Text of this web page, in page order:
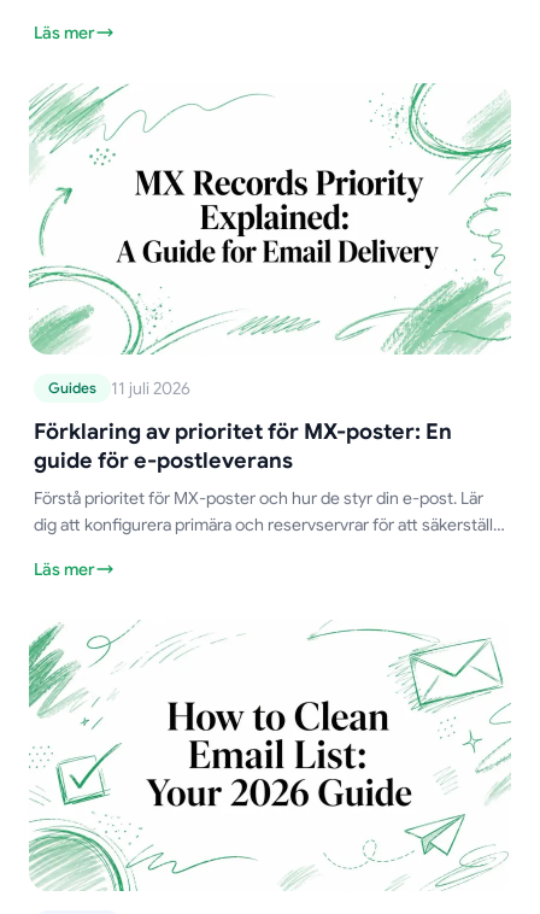
Läs mer
Guides 11 juli 2026
Förklaring av prioritet för MX-poster: En
guide för e-postleverans
Förstå prioritet för MX-poster och hur de styr din e-post. Lär
dig att konfigurera primära och reservservrar för att säkerställa
Läs mer